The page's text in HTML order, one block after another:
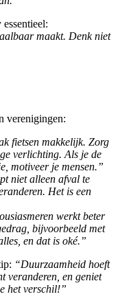
maakt. Denk niet
verenigingen:
fietsen makkelijk. Zorg
verlichting. Als je de
motiveer je mensen.”
niet alleen afval te
Het is een
werkt beter
bijvoorbeeld met
en dat is oké.”
“Duurzaamheid hoeft
veranderen, en geniet
het verschil!”